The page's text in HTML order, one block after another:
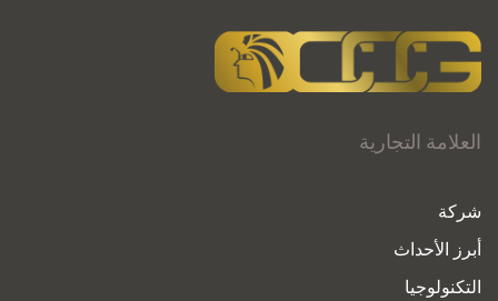
العلامة التجارية
شركة
أبرز الأحداث
التكنولوجيا